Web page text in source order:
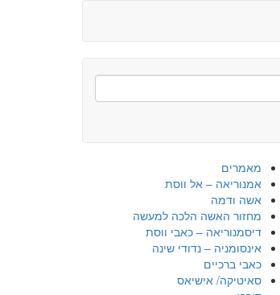
מאמרים
אמנוריאה – אל ווסת
אשה ודמה
מחזור האשה הלכה למעשה
דיסמנוריאה – כאבי ווסת
אינסומניה – נדודי שינה
כאבי ברכיים
סאיטיקה/ אישיאס